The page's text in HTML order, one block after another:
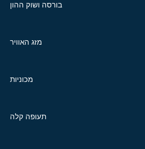
בורסה ושוק ההון
מזג האוויר
מכוניות
תעופה קלה